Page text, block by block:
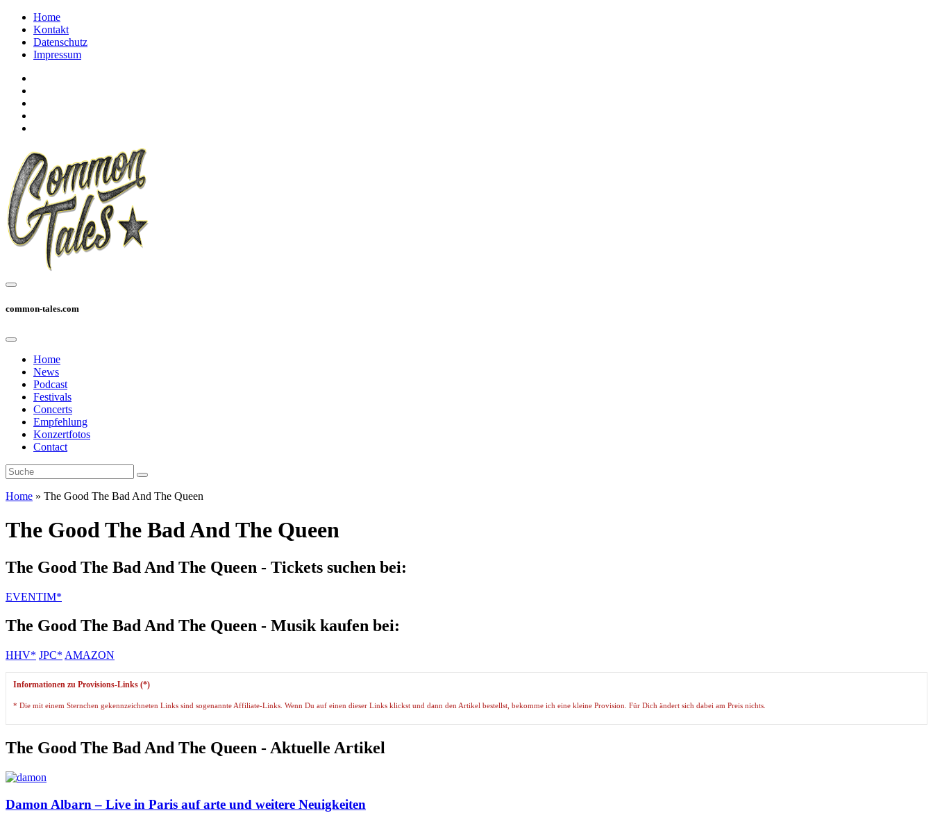
Home
Kontakt
Datenschutz
Impressum
common-tales.com
Home
News
Podcast
Festivals
Concerts
Empfehlung
Konzertfotos
Contact
Home » The Good The Bad And The Queen
The Good The Bad And The Queen
The Good The Bad And The Queen - Tickets suchen bei:
EVENTIM*
The Good The Bad And The Queen - Musik kaufen bei:
HHV* JPC* AMAZON
Informationen zu Provisions-Links (*)
* Die mit einem Sternchen gekennzeichneten Links sind sogenannte Affiliate-Links. Wenn Du auf einen dieser Links klickst und dann den Artikel bestellst, bekomme ich eine kleine Provision. Für Dich ändert sich dabei am Preis nichts.
The Good The Bad And The Queen - Aktuelle Artikel
Damon Albarn – Live in Paris auf arte und weitere Neuigkeiten